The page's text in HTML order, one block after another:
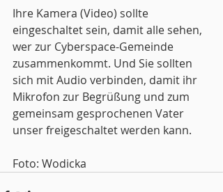
Ihre Kamera (Video) sollte
eingeschaltet sein, damit alle sehen,
wer zur Cyberspace-Gemeinde
zusammenkommt. Und Sie sollten
sich mit Audio verbinden, damit ihr
Mikrofon zur Begrüßung und zum
gemeinsam gesprochenen Vater
unser freigeschaltet werden kann.
Foto: Wodicka